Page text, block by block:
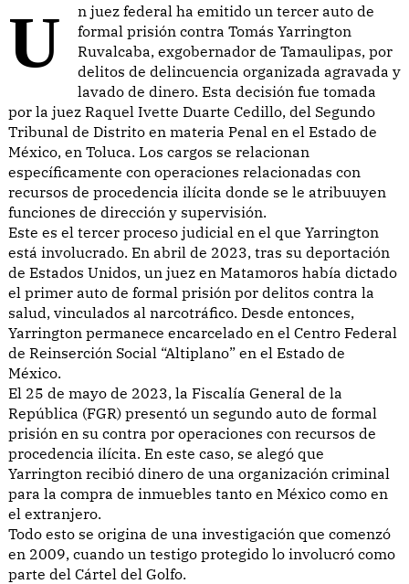
Un juez federal ha emitido un tercer auto de
formal prisión contra Tomás Yarrington
Ruvalcaba, exgobernador de Tamaulipas, por
delitos de delincuencia organizada agravada y
lavado de dinero. Esta decisión fue tomada
por la juez Raquel Ivette Duarte Cedillo, del Segundo
Tribunal de Distrito en materia Penal en el Estado de
México, en Toluca. Los cargos se relacionan
específicamente con operaciones relacionadas con
recursos de procedencia ilícita donde se le atribuuyen
funciones de dirección y supervisión.
Este es el tercer proceso judicial en el que Yarrington
está involucrado. En abril de 2023, tras su deportación
de Estados Unidos, un juez en Matamoros había dictado
el primer auto de formal prisión por delitos contra la
salud, vinculados al narcotráfico. Desde entonces,
Yarrington permanece encarcelado en el Centro Federal
de Reinserción Social “Altiplano” en el Estado de
México.
El 25 de mayo de 2023, la Fiscalía General de la
República (FGR) presentó un segundo auto de formal
prisión en su contra por operaciones con recursos de
procedencia ilícita. En este caso, se alegó que
Yarrington recibió dinero de una organización criminal
para la compra de inmuebles tanto en México como en
el extranjero.
Todo esto se origina de una investigación que comenzó
en 2009, cuando un testigo protegido lo involucró como
parte del Cártel del Golfo.